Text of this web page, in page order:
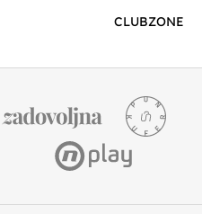
CLUBZONE